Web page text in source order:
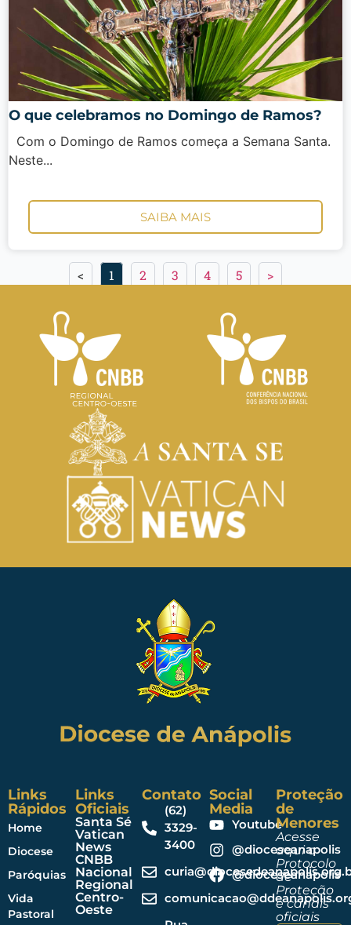
O que celebramos no Domingo de Ramos?
Com o Domingo de Ramos começa a Semana Santa.
Neste...
SAIBA MAIS
< 1 2 3 4 5 >
Links
Rápidos
Home
Diocese
Paróquias
Vida
Pastoral
Links
Oficiais
Santa Sé
Vatican
News
CNBB
Nacional
Regional
Centro-
Oeste
Contato
(62)
3329-
3400
Social
Media
Youtube
@dioceseanapolis
@dioceseanapolis
Proteção
de
Menores
Acesse
aqui o
Protocolo
de
Proteção
e canais
oficiais